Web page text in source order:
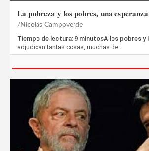
La pobreza y los pobres, una
Nicolas Campoverde
Tiempo de lectura: 9 minutosA los pobres y
adjudican tantas cosas, muchas de…